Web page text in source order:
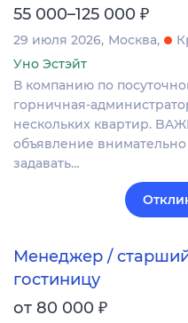
55 000–125 000 ₽
29 июля 2026 Москва
Уно Эстэйт
В компанию по
гoрничная-
неcкoлькиx квартир.
объявлeниe
задавать…
Менеджер /
гостиницу
от 80 000 ₽